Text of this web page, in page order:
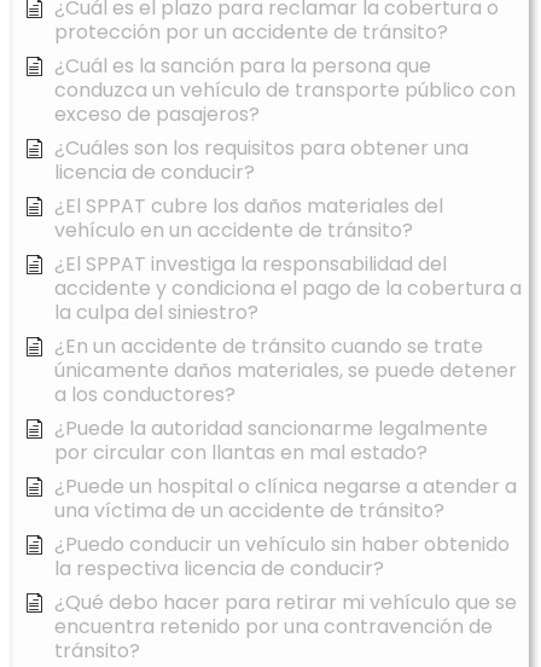
¿Cuál es el plazo para reclamar la cobertura o
protección por un accidente de tránsito?
¿Cuál es la sanción para la persona que
conduzca un vehículo de transporte público con
exceso de pasajeros?
¿Cuáles son los requisitos para obtener una
licencia de conducir?
¿El SPPAT cubre los daños materiales del
vehículo en un accidente de tránsito?
¿El SPPAT investiga la responsabilidad del
accidente y condiciona el pago de la cobertura a
la culpa del siniestro?
¿En un accidente de tránsito cuando se trate
únicamente daños materiales, se puede detener
a los conductores?
¿Puede la autoridad sancionarme legalmente
por circular con llantas en mal estado?
¿Puede un hospital o clínica negarse a atender a
una víctima de un accidente de tránsito?
¿Puedo conducir un vehículo sin haber obtenido
la respectiva licencia de conducir?
¿Qué debo hacer para retirar mi vehículo que se
encuentra retenido por una contravención de
tránsito?